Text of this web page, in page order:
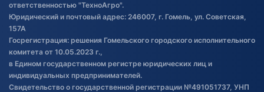
Обработка файлов cookie
Постановка транспорта на учет
Обновления в ЭПТС 2024
ответственностью "ТехноАгро".
Юридический и почтовый адрес: 246007, г. Гомель, ул. Советская,
157А
Госрегистрация: решения Гомельского городского исполнительного
комитета от 10.05.2023 г.,
в Едином государственном регистре юридических лиц и
индивидуальных предпринимателей.
Свидетельство о государственной регистрации №491051737, УНП